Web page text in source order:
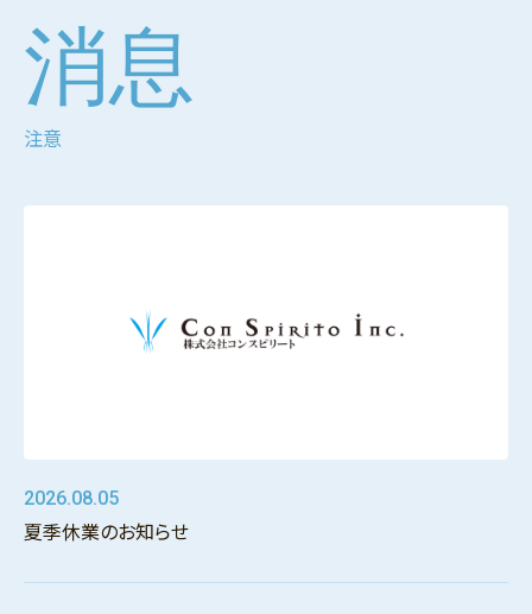
消息
注意
2026.08.05
夏季休業のお知らせ